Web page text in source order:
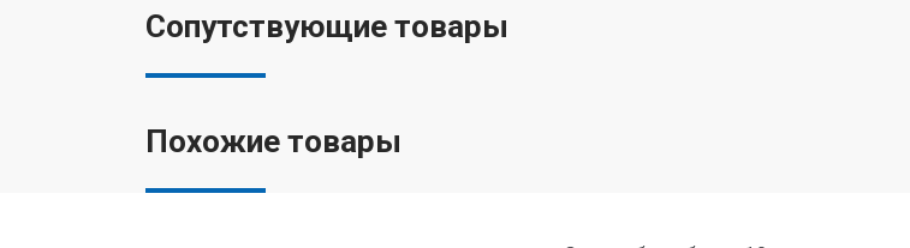
Сопутствующие товары
Похожие товары